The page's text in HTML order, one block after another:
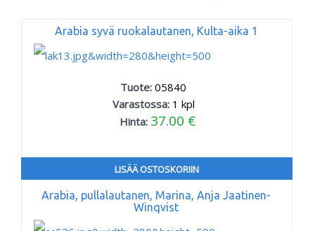
Arabia syvä ruokalautanen, Kulta-aika 1
Tuote:05840
Varastossa: 1 kpl
Hinta: 37.00 €
LISÄÄ OSTOSKORIIN
Arabia, pullalautanen, Marina, Anja Jaatinen-
Winqvist